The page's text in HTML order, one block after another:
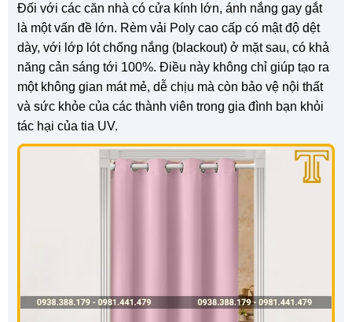
Đối với các căn nhà có cửa kính lớn, ánh nắng gay gắt
là một vấn đề lớn. Rèm vải Poly cao cấp có mật độ dệt
dày, với lớp lót chống nắng (blackout) ở mặt sau, có khả
năng cản sáng tới 100%. Điều này không chỉ giúp tạo ra
một không gian mát mẻ, dễ chịu mà còn bảo vệ nội thất
và sức khỏe của các thành viên trong gia đình bạn khỏi
tác hại của tia UV.